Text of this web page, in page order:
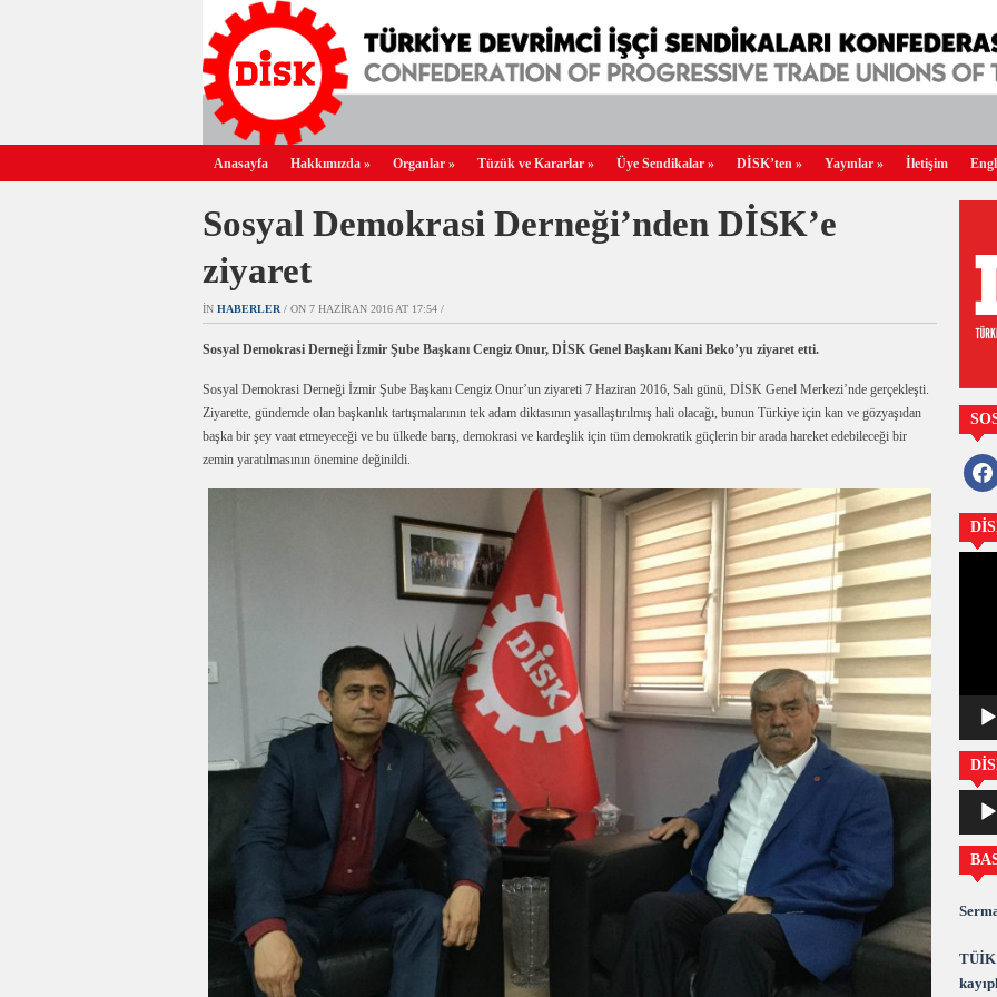
Anasayfa Hakkımızda » Organlar » Tüzük ve Kararlar » Üye Sendikalar » DİSK’ten » Yayınlar » İletişim
Sosyal Demokrasi Derneği’nden DİSK’e
ziyaret
IN HABERLER / ON 7 HAZIRAN 2016 AT 17:54 /
Sosyal Demokrasi Derneği İzmir Şube Başkanı Cengiz Onur, DİSK Genel Başkanı Kani Beko’yu ziyaret etti.
Sosyal Demokrasi Derneği İzmir Şube Başkanı Cengiz Onur’un ziyareti 7 Haziran 2016, Salı günü, DİSK Genel Merkezi’nde gerçekleşti.
Ziyarette, gündemde olan başkanlık tartışmalarının tek adam diktasının yasallaştırılmış hali olacağı, bunun Türkiye için kan ve gözyaşıdan
başka bir şey vaat etmeyeceği ve bu ülkede barış, demokrasi ve kardeşlik için tüm demokratik güçlerin bir arada hareket edebileceği bir
zemin yaratılmasının önemine değinildi.
oynatıcı
TÜİK